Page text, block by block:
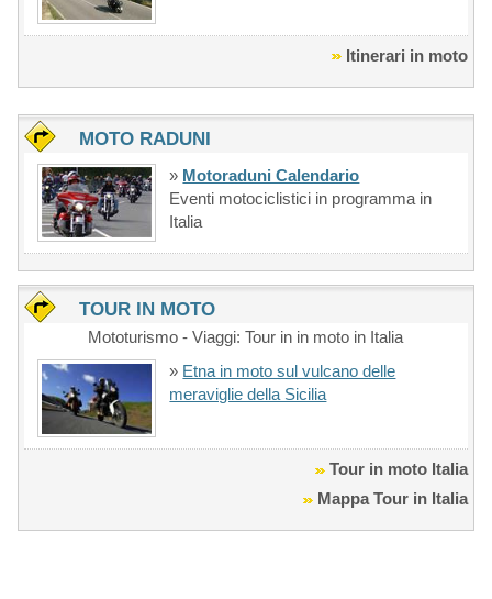
Itinerari in moto
MOTO RADUNI
» Motoraduni Calendario
Eventi motociclistici in programma in
Italia
TOUR IN MOTO
Mototurismo - Viaggi: Tour in in moto in Italia
» Etna in moto sul vulcano delle
meraviglie della Sicilia
Tour in moto Italia
Mappa Tour in Italia